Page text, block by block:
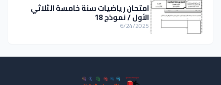
امتحان رياضيات سنة خامسة الثلاثي
الأول / نموذج 18
6/24/2025